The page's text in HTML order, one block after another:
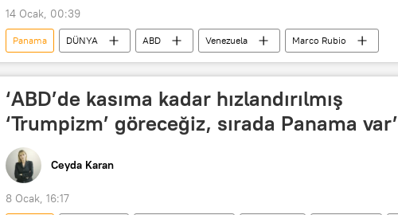
14 Ocak, 00:39
Panama DÜNYA ABD Venezuela Marco Rubio
‘ABD’de kasıma kadar hızlandırılmış
‘Trumpizm’ göreceğiz, sırada Panama var’
Ceyda Karan
8 Ocak, 16:17